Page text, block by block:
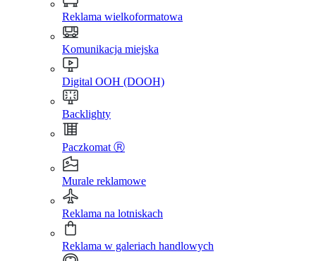
Reklama wielkoformatowa
Komunikacja miejska
Digital OOH (DOOH)
Backlighty
Paczkomat Ⓡ
Murale reklamowe
Reklama na lotniskach
Reklama w galeriach handlowych